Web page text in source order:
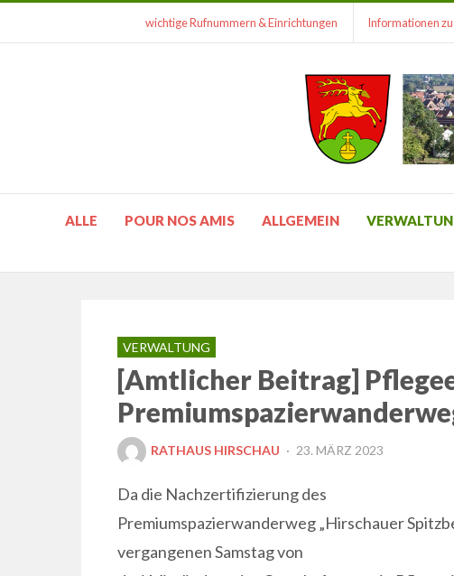
wichtige Rufnummern & Einrichtungen Informationen
ALLE POUR NOS AMIS ALLGEMEIN
VERWALTUNG
[Amtlicher Beitrag]
RATHAUS HIRSCHAU
POSTED
23. MÄRZ 2023
Da die Nachzertifizierung des
Premiumspazierwanderweg „Hirschauer
vergangenen Samstag von